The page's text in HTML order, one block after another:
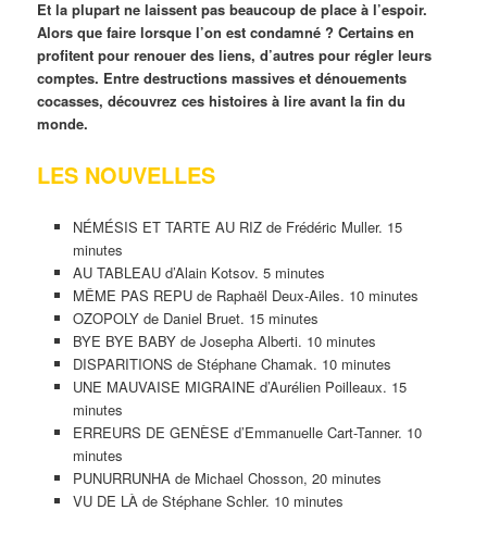
Et la plupart ne laissent pas beaucoup de place à l’espoir.
Alors que faire lorsque l’on est condamné ? Certains en
profitent pour renouer des liens, d’autres pour régler leurs
comptes. Entre destructions massives et dénouements
cocasses, découvrez ces histoires à lire avant la fin du
monde.
LES NOUVELLES
NÉMÉSIS ET TARTE AU RIZ de Frédéric Muller. 15
minutes
AU TABLEAU d’Alain Kotsov. 5 minutes
MÊME PAS REPU de Raphaël Deux-Ailes. 10 minutes
OZOPOLY de Daniel Bruet. 15 minutes
BYE BYE BABY de Josepha Alberti. 10 minutes
DISPARITIONS de Stéphane Chamak. 10 minutes
UNE MAUVAISE MIGRAINE d’Aurélien Poilleaux. 15
minutes
ERREURS DE GENÈSE d’Emmanuelle Cart-Tanner. 10
minutes
PUNURRUNHA de Michael Chosson, 20 minutes
VU DE LÀ de Stéphane Schler. 10 minutes